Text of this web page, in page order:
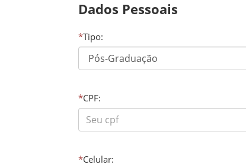
Dados Pessoais
*Tipo:
*CPF:
*Celular: